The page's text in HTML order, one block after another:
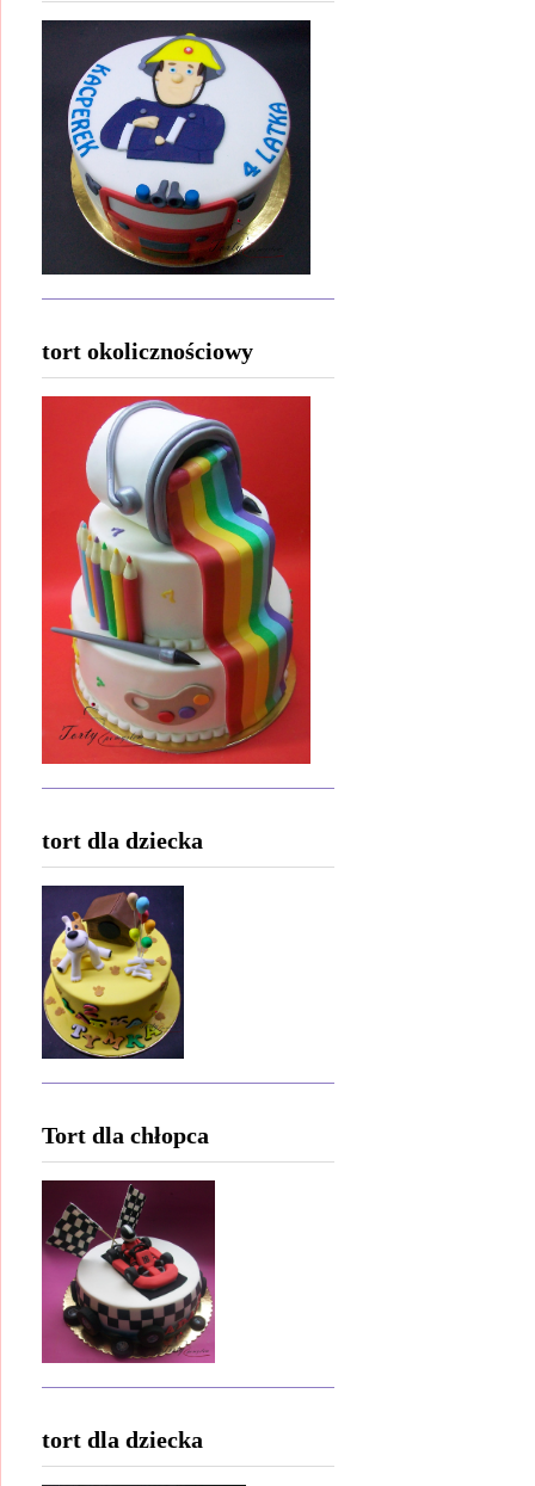
tort okolicznościowy
tort dla dziecka
Tort dla chłopca
tort dla dziecka